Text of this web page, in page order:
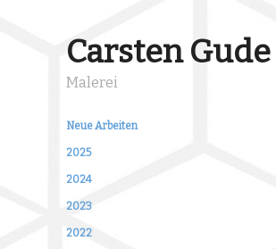
Carsten Gude
Malerei
Neue Arbeiten
2025
2024
2023
2022